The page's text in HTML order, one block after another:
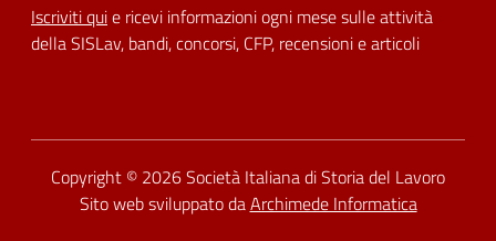
Iscriviti quie ricevi informazioni ogni mese sulle attività
della SISLav, bandi, concorsi, CFP, recensioni e articoli
Copyright © 2026Società Italiana di Storia del Lavoro
Sito web sviluppato daArchimede Informatica